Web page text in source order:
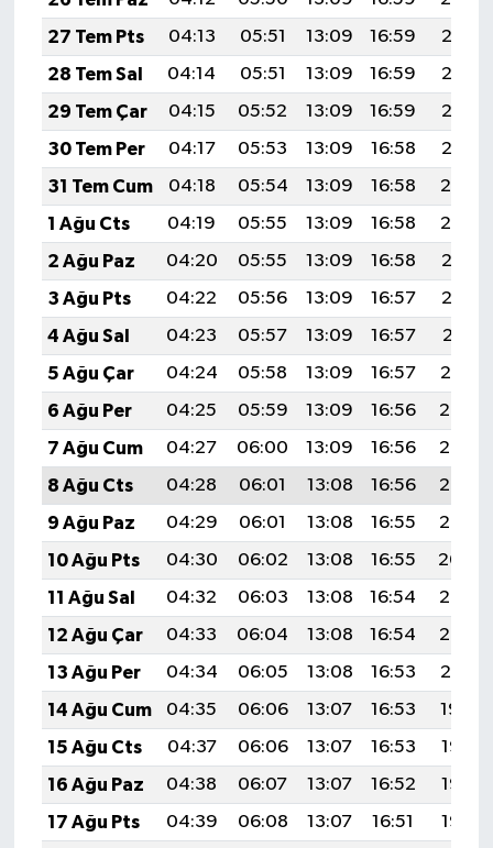
27 Tem Pts
04:13 05:51 13:09 16:59
20:18
28 Tem Sal
04:14 05:51 13:09 16:59
20:17
29 Tem Çar
04:15 05:52 13:09 16:59
20:16
30 Tem Per
04:17 05:53 13:09 16:58
20:15
31 Tem Cum
04:18 05:54 13:09 16:58
20:14
1 Ağu Cts
04:19 05:55 13:09 16:58
20:14
2 Ağu Paz
04:20 05:55 13:09 16:58
20:13
3 Ağu Pts
04:22 05:56 13:09 16:57
20:12
4 Ağu Sal
04:23 05:57 13:09 16:57
20:11
5 Ağu Çar
04:24 05:58 13:09 16:57
20:10
6 Ağu Per
04:25 05:59 13:09 16:56
20:08
7 Ağu Cum
04:27 06:00 13:09 16:56
20:07
8 Ağu Cts
04:28 06:01 13:08 16:56
20:06
9 Ağu Paz
04:29 06:01 13:08 16:55
20:05
10 Ağu Pts
04:30 06:02 13:08 16:55
20:04
11 Ağu Sal
04:32 06:03 13:08 16:54
20:03
12 Ağu Çar
04:33 06:04 13:08 16:54
20:02
13 Ağu Per
04:34 06:05 13:08 16:53
20:01
14 Ağu Cum
04:35 06:06 13:07 16:53
19:59
15 Ağu Cts
04:37 06:06 13:07 16:53
19:58
16 Ağu Paz
04:38 06:07 13:07 16:52
19:57
17 Ağu Pts
04:39 06:08 13:07 16:51
19:56